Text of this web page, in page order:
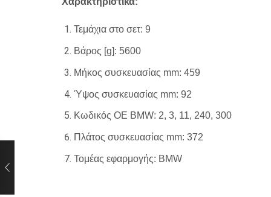
Τεμάχια στο σετ: 9
Βάρος [g]: 5600
Μήκος συσκευασίας mm: 459
Ύψος συσκευασίας mm: 92
Κωδικός ΟΕ BMW: 2, 3, 11, 240, 300
Πλάτος συσκευασίας mm: 372
Τομέας εφαρμογής: BMW